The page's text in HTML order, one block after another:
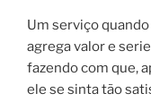
Um serviço
agrega valor e
fazendo com que,
ele se sinta tão